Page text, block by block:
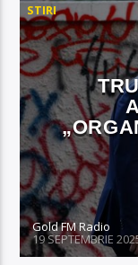
STIRI
Gold FM Radio
19 SEPTEMBRIE